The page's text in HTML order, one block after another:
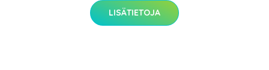
LISÄTIETOJA